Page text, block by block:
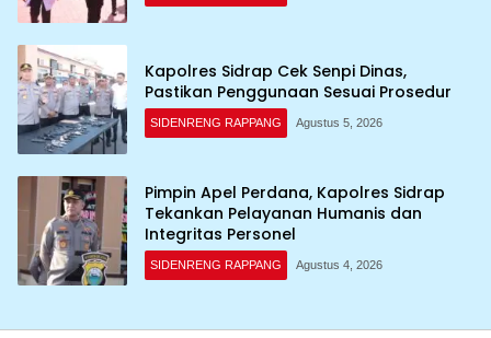
Kapolres Sidrap Cek Senpi Dinas,
Pastikan Penggunaan Sesuai Prosedur
SIDENRENG RAPPANG Agustus 5, 2026
Pimpin Apel Perdana, Kapolres Sidrap
Tekankan Pelayanan Humanis dan
Integritas Personel
SIDENRENG RAPPANG Agustus 4, 2026